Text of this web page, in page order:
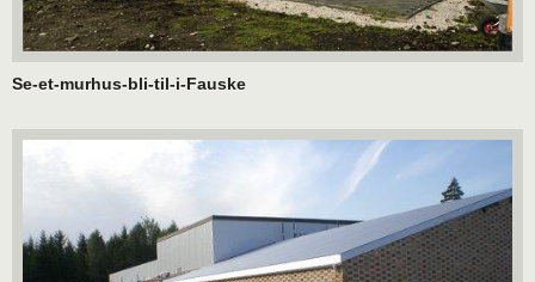
Se-et-murhus-bli-til-i-Fauske